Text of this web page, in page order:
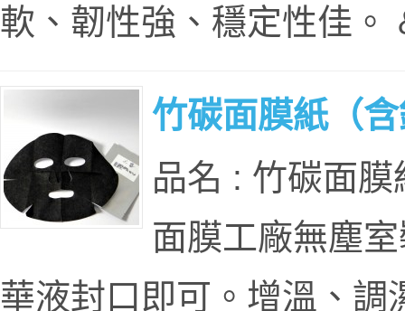
軟、韌性強、穩定性佳。
竹碳面膜紙（
品名 : 竹碳面
面膜工廠無塵
華液封口即可。增溫、